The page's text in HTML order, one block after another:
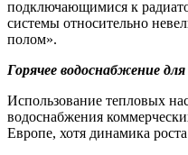
подключающимися к
системы относительно
полом».
Горячее водоснабжение
Использование тепловых
водоснабжения
Европе, хотя динамика